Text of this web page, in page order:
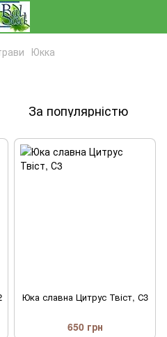
Юкка
За популярністю
Юка славна Цитрус Твіст, С3
650 грн